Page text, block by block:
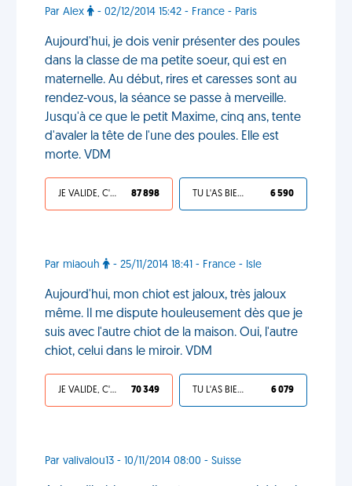
Par Alex - 02/12/2014 15:42 - France - Paris
Aujourd'hui, je dois venir présenter des poules
dans la classe de ma petite soeur, qui est en
maternelle. Au début, rires et caresses sont au
rendez-vous, la séance se passe à merveille.
Jusqu'à ce que le petit Maxime, cinq ans, tente
d'avaler la tête de l'une des poules. Elle est
morte. VDM
JE VALIDE, C'EST UNE VDM 87 898 TU L'AS BIEN MÉRITÉ 6 590
Par miaouh - 25/11/2014 18:41 - France - Isle
Aujourd'hui, mon chiot est jaloux, très jaloux
même. Il me dispute houleusement dès que je
suis avec l'autre chiot de la maison. Oui, l'autre
chiot, celui dans le miroir. VDM
JE VALIDE, C'EST UNE VDM 70 349 TU L'AS BIEN MÉRITÉ 6 079
Par valivalou13 - 10/11/2014 08:00 - Suisse